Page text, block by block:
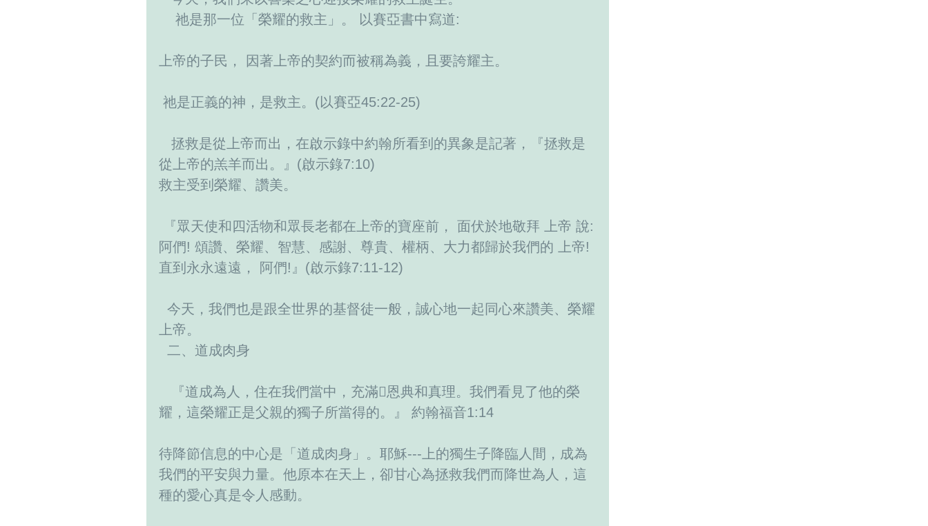
    祂是那一位「榮耀的救主」。 以賽亞書中寫道:
上帝的子民， 因著上帝的契約而被稱為義，且要誇耀主。
祂是正義的神，是救主。(以賽亞45:22-25)
從上帝的羔羊而出。』(啟示錄7:10)
救主受到榮耀、讚美。
阿們! 頌讚、榮耀、智慧、感謝、尊貴、權柄、大力都歸於我們的 上帝!
直到永永遠遠， 阿們!』(啟示錄7:11-12)
上帝。
  二、道成肉身
耀，這榮耀正是父親的獨子所當得的。』 約翰福音1:14
待降節信息的中心是「道成肉身」。耶穌---上的獨生子降臨人間，成為
我們的平安與力量。他原本在天上，卻甘心為拯救我們而降世為人，這
種的愛心真是令人感動。